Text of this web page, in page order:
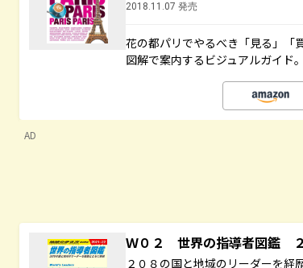
2018.11.07 発売
花の都パリでやるべき「見る」「
図解で案内するビジュアルガイド。
AD
Ｗ０２ 世界の指導者図鑑
２０８の国と地域のリーダーを経